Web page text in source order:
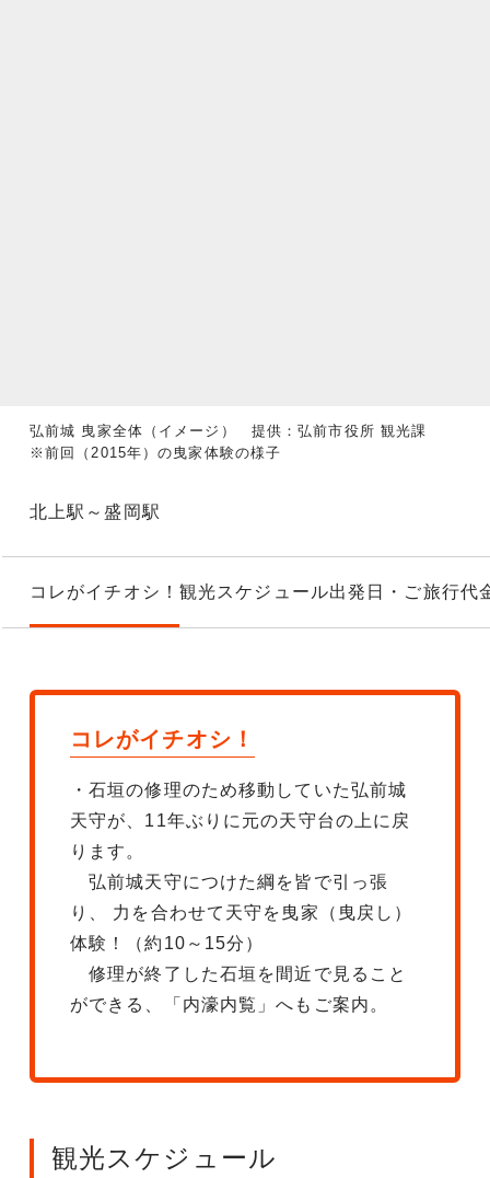
弘前城 曳家全体（イメージ） 提供：弘前市役所 観光課
※前回（2015年）の曳家体験の様子
北上駅～盛岡駅
コレがイチオシ！ 観光スケジュール出発日・ご旅行代
コレがイチオシ！
・石垣の修理のため移動していた弘前城
天守が、11年ぶりに元の天守台の上に戻
ります。
弘前城天守につけた綱を皆で引っ張
り、 力を合わせて天守を曳家（曳戻し）
体験！（約10～15分）
修理が終了した石垣を間近で見ること
ができる、「内濠内覧」へもご案内。
観光スケジュール